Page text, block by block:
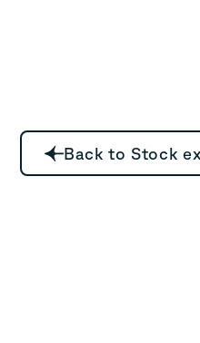
Back to Stock